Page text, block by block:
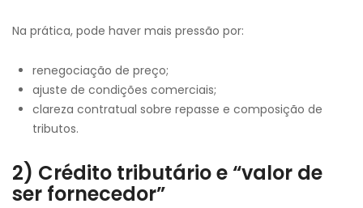
Na prática, pode haver mais pressão por:
renegociação de preço;
ajuste de condições comerciais;
clareza contratual sobre repasse e composição de
tributos.
2) Crédito tributário e “valor de
ser fornecedor”